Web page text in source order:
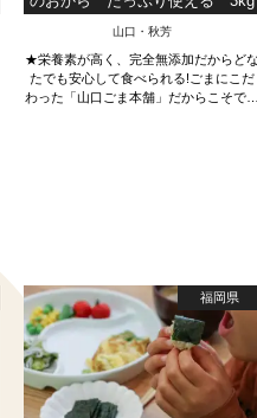
山口・秋芳
★栄養素が高く、完全無添加だからどな
たでも安心して食べられる!ごまにこだ
わった「山口ごま本舗」だからこそでき
福岡県